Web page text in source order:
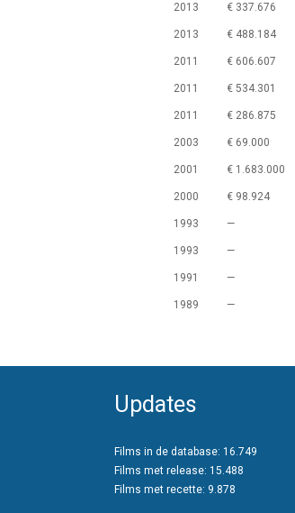
2013 € 337.676
2013 € 488.184
2011 € 606.607
2011 € 534.301
2011 € 286.875
2003 € 69.000
2001 € 1.683.000
2000 € 98.924
1993 —
1993 —
1991 —
1989 —
Updates
Films in de database: 16.749
Films met release: 15.488
Films met recette: 9.878